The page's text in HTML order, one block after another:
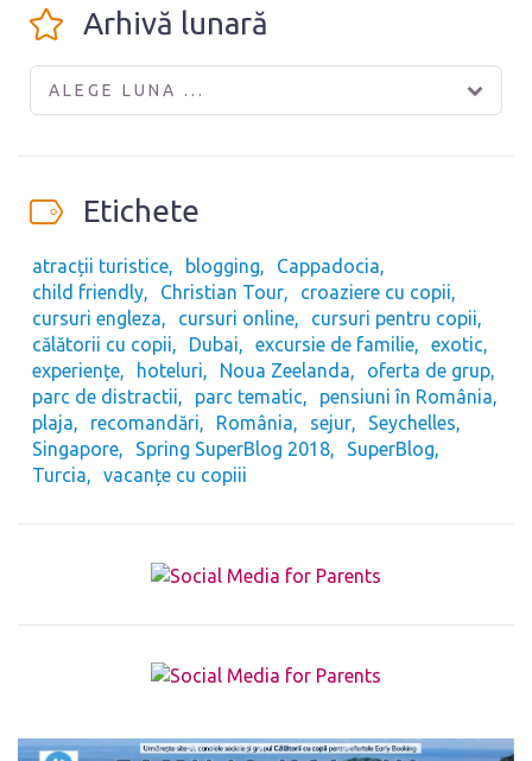
Arhivă lunară
ALEGE LUNA ...
Etichete
atracții turistice blogging
Cappadocia
child friendly
Christian Tour
croaziere cu copii
cursuri engleza
cursuri online
cursuri pentru copii
călătorii cu copii
Dubai excursie de familie
exotic
experiențe
hoteluri Noua Zeelanda
oferta de grup
parc de distractii
parc tematic
pensiuni în România
plaja
recomandări România sejur
Seychelles
Singapore
Spring SuperBlog 2018
SuperBlog
Turcia
vacanțe cu copiii